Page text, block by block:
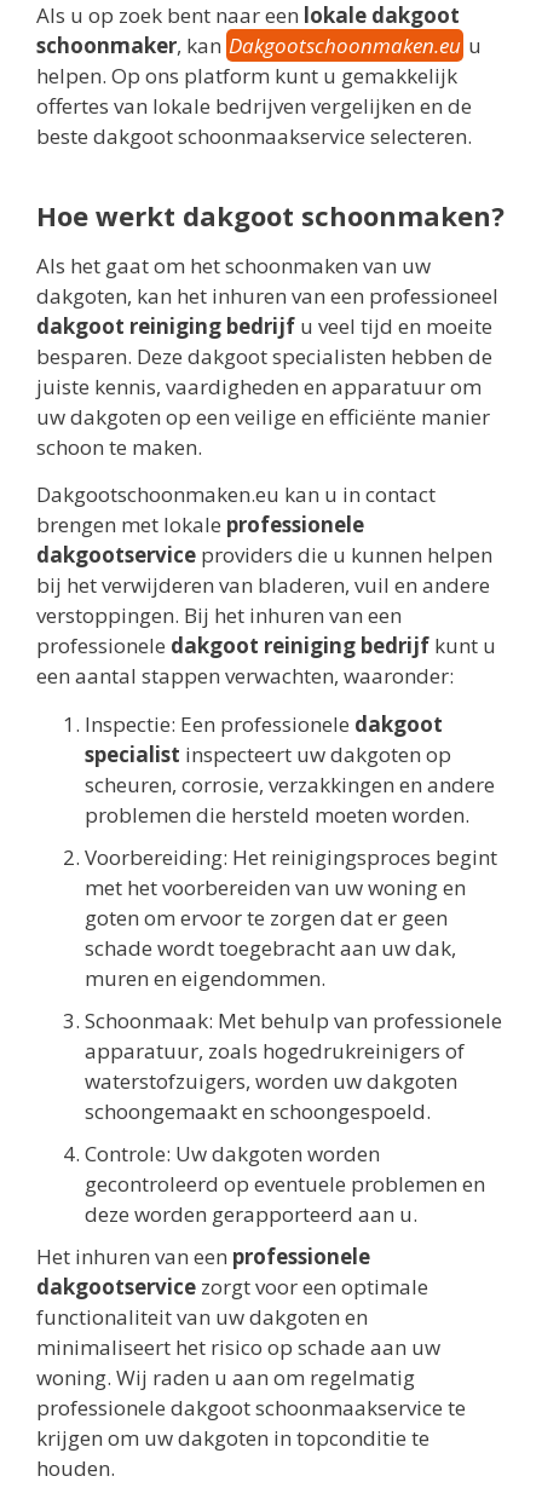
Als u op zoek bent naar een lokale dakgoot
schoonmaker, kan Dakgootschoonmaken.eu u
helpen. Op ons platform kunt u gemakkelijk
offertes van lokale bedrijven vergelijken en de
beste dakgoot schoonmaakservice selecteren.
Hoe werkt dakgoot schoonmaken?
Als het gaat om het schoonmaken van uw
dakgoten, kan het inhuren van een professioneel
dakgoot reiniging bedrijf u veel tijd en moeite
besparen. Deze dakgoot specialisten hebben de
juiste kennis, vaardigheden en apparatuur om
uw dakgoten op een veilige en efficiënte manier
schoon te maken.
Dakgootschoonmaken.eu kan u in contact
brengen met lokale professionele
dakgootservice providers die u kunnen helpen
bij het verwijderen van bladeren, vuil en andere
verstoppingen. Bij het inhuren van een
professionele dakgoot reiniging bedrijf kunt u
een aantal stappen verwachten, waaronder:
Inspectie: Een professionele dakgoot
specialist inspecteert uw dakgoten op
scheuren, corrosie, verzakkingen en andere
problemen die hersteld moeten worden.
Voorbereiding: Het reinigingsproces begint
met het voorbereiden van uw woning en
goten om ervoor te zorgen dat er geen
schade wordt toegebracht aan uw dak,
muren en eigendommen.
Schoonmaak: Met behulp van professionele
apparatuur, zoals hogedrukreinigers of
waterstofzuigers, worden uw dakgoten
schoongemaakt en schoongespoeld.
Controle: Uw dakgoten worden
gecontroleerd op eventuele problemen en
deze worden gerapporteerd aan u.
Het inhuren van een professionele
dakgootservice zorgt voor een optimale
functionaliteit van uw dakgoten en
minimaliseert het risico op schade aan uw
woning. Wij raden u aan om regelmatig
professionele dakgoot schoonmaakservice te
krijgen om uw dakgoten in topconditie te
houden.